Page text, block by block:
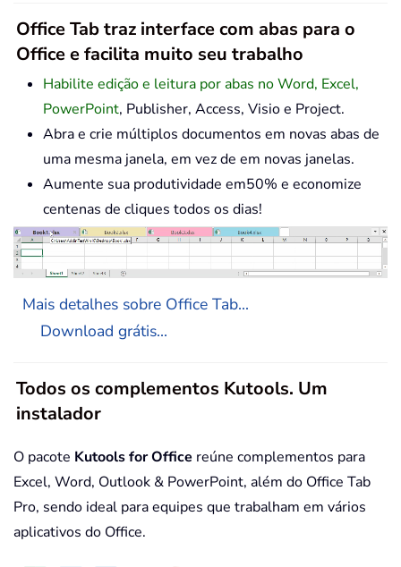
Office Tab traz interface com abas para o
Office e facilita muito seu trabalho
Habilite edição e leitura por abas no Word, Excel,
PowerPoint, Publisher, Access, Visio e Project.
Abra e crie múltiplos documentos em novas abas de
uma mesma janela, em vez de em novas janelas.
Aumente sua produtividade em50% e economize
centenas de cliques todos os dias!
Mais detalhes sobre Office Tab...
Download grátis...
Todos os complementos Kutools. Um
instalador
O pacote Kutools for Office reúne complementos para
Excel, Word, Outlook & PowerPoint, além do Office Tab
Pro, sendo ideal para equipes que trabalham em vários
aplicativos do Office.